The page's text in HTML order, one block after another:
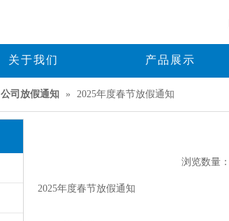
关于我们 产品展示
公司放假通知 » 2025年度春节放假通知
浏览数量：
["wechat","weibo","qzone","douban","email"]
2025年度春节放假通知